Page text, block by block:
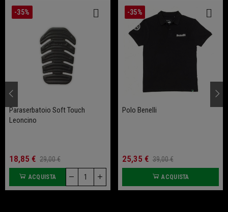
-35%
Paraserbatoio Soft Touch
Leoncino
18,85 € 29,00 €
ACQUISTA
-35%
Polo Benelli
25,35 € 39,00 €
ACQUISTA